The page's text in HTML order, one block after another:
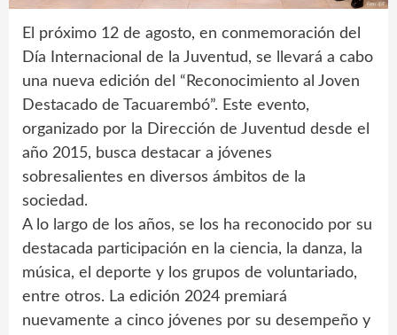
El próximo 12 de agosto, en conmemoración del
Día Internacional de la Juventud, se llevará a cabo
una nueva edición del “Reconocimiento al Joven
Destacado de Tacuarembó”. Este evento,
organizado por la Dirección de Juventud desde el
año 2015, busca destacar a jóvenes
sobresalientes en diversos ámbitos de la
sociedad.
A lo largo de los años, se los ha reconocido por su
destacada participación en la ciencia, la danza, la
música, el deporte y los grupos de voluntariado,
entre otros. La edición 2024 premiará
nuevamente a cinco jóvenes por su desempeño y